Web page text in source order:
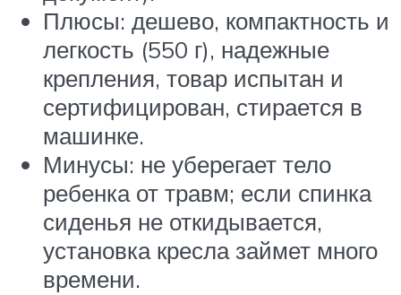
Плюсы: дешево, компактность и
легкость (550 г), надежные
крепления, товар испытан и
сертифицирован, стирается в
машинке.
Минусы: не уберегает тело
ребенка от травм; если спинка
сиденья не откидывается,
установка кресла займет много
времени.